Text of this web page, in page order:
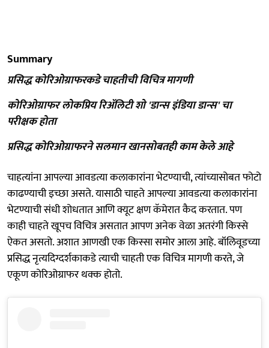
Summary
प्रसिद्ध कोरिओग्राफरकडे चाहतीची विचित्र मागणी
कोरिओग्राफर लोकप्रिय रिॲलिटी शो 'डान्स इंडिया डान्स' चा
परीक्षक होता
प्रसिद्ध कोरिओग्राफरने सलमान खानसोबतही काम केले आहे
चाहत्यांना आपल्या आवडत्या कलाकारांना भेटण्याची, त्यांच्यासोबत फोटो
काढण्याची इच्छा असते. यासाठी चाहते आपल्या आवडत्या कलाकारांना
भेटण्याची संधी शोधतात आणि क्यूट क्षण कॅमेरात कैद करतात. पण
काही चाहते खूपच विचित्र असतात आपण अनेक वेळा अतरंगी किस्से
ऐकत असतो. अशात आणखी एक किस्सा समोर आला आहे. बॉलिवूडच्या
प्रसिद्ध नृत्यदिग्दर्शकाकडे त्याची चाहती एक विचित्र मागणी करते, जे
एकूण कोरिओग्राफर थक्क होतो.